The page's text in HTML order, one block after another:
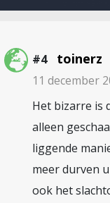
#4 toinerz
11 december
Het bizarre is
alleen
liggende
meer durven
ook het